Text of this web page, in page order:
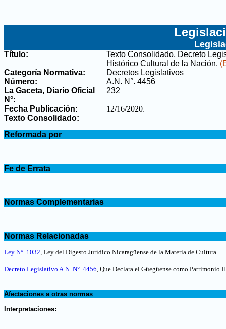
Título:
Texto Consolidado, Decreto
Histórico Cultural de la Nación.
Categoría Normativa:
Decretos Legislativos
Número:
A.N. N°. 4456
La Gaceta, Diario Oficial
N°:
232
Fecha Publicación: 12/16/2020.
Texto Consolidado:
Reformada por
Fe de Errata
Normas Complementarias
Normas Relacionadas
Ley N°. 1032, Ley del Digesto Jurídico Nicaragüense de la Materia de Cultura.
Decreto Legislativo A.N. N°. 4456, Que Declara el Güegüense como Patrimonio
Afectaciones a otras normas
Interpretaciones: